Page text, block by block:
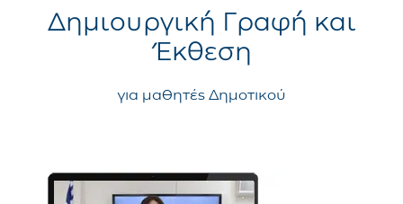
Δημιουργική Γραφή και
Έκθεση
για μαθητές Δημοτικού